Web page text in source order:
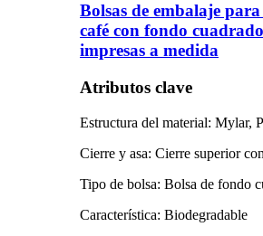
Bolsas de embalaje
café con fondo
impresas a medida
Atributos clave
Estructura del material: Mylar,
Cierre y asa: Cierre superior
Tipo de bolsa: Bolsa de fondo
Característica: Biodegradable